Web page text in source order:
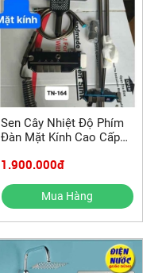
Sen Cây Nhiệt Độ Phím
Đàn Mặt Kính Cao Cấp
1.900.000đ
Mua Hàng